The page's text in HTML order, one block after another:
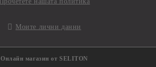
Моите лични данни
Онлайн магазин от SELITON